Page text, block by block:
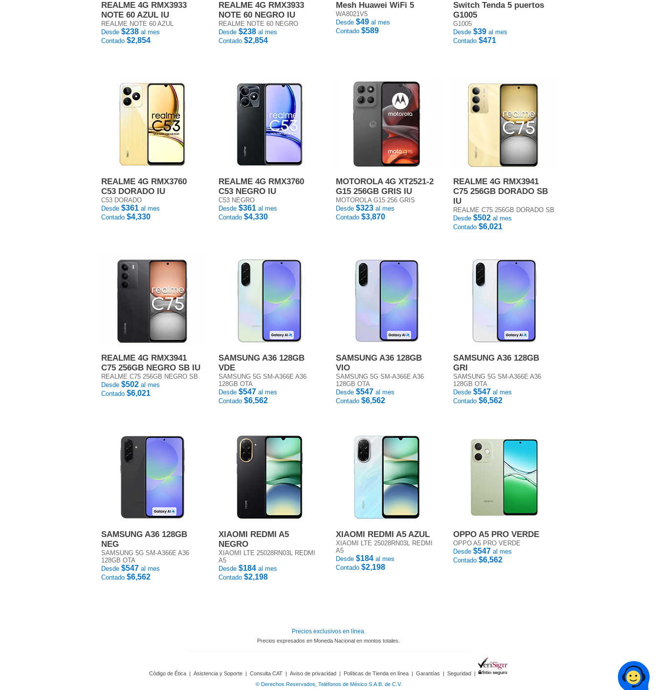
REALME 4G RMX3933
NOTE 60 AZUL IU
REALME NOTE 60 AZUL
Desde $238 al mes
Contado $2,854
REALME 4G RMX3933
NOTE 60 NEGRO IU
REALME NOTE 60 NEGRO
Desde $238 al mes
Contado $2,854
Mesh Huawei WiFi 5
WA8021V5
Desde $49 al mes
Contado $589
Switch Tenda 5 puertos
G1005
G1005
Desde $39 al mes
Contado $471
REALME 4G RMX3760
C53 DORADO IU
C53 DORADO
Desde $361 al mes
Contado $4,330
REALME 4G RMX3760
C53 NEGRO IU
C53 NEGRO
Desde $361 al mes
Contado $4,330
MOTOROLA 4G XT2521-2
G15 256GB GRIS IU
MOTOROLA G15 256 GRIS
Desde $323 al mes
Contado $3,870
REALME 4G RMX3941
C75 256GB DORADO SB
IU
REALME C75 256GB DORADO SB
Desde $502 al mes
Contado $6,021
REALME 4G RMX3941
C75 256GB NEGRO SB IU
REALME C75 256GB NEGRO SB
Desde $502 al mes
Contado $6,021
SAMSUNG A36 128GB
VDE
SAMSUNG 5G SM-A366E A36
128GB OTA
Desde $547 al mes
Contado $6,562
SAMSUNG A36 128GB
VIO
SAMSUNG 5G SM-A366E A36
128GB OTA
Desde $547 al mes
Contado $6,562
SAMSUNG A36 128GB
GRI
SAMSUNG 5G SM-A366E A36
128GB OTA
Desde $547 al mes
Contado $6,562
SAMSUNG A36 128GB
NEG
SAMSUNG 5G SM-A366E A36
128GB OTA
Desde $547 al mes
Contado $6,562
XIAOMI REDMI A5
NEGRO
XIAOMI LTE 25028RN03L REDMI
A5
Desde $184 al mes
Contado $2,198
XIAOMI REDMI A5 AZUL
XIAOMI LTE 25028RN03L REDMI
A5
Desde $184 al mes
Contado $2,198
OPPO A5 PRO VERDE
OPPO A5 PRO VERDE
Desde $547 al mes
Contado $6,562
Precios exclusivos en línea.
Precios expresados en Moneda Nacional en montos totales.
Código de Ética | Asistencia y Soporte | Consulta CAT | Aviso de privacidad | Políticas de Tienda en línea | Garantías | Seguridad |
© Derechos Reservados, Teléfonos de México S.A.B. de C.V.